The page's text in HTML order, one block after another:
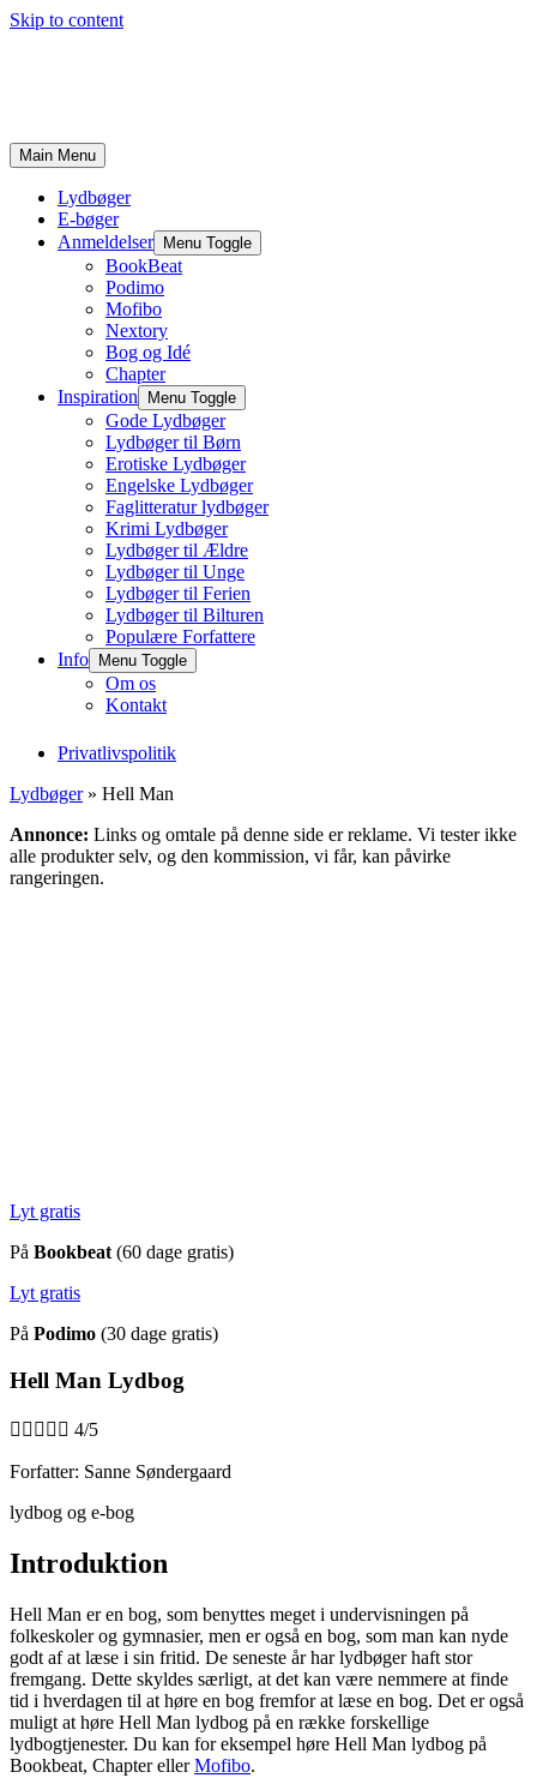
Skip to content
Main Menu
Lydbøger
E-bøger
Anmeldelser
Menu Toggle
BookBeat
Podimo
Mofibo
Nextory
Bog og Idé
Chapter
Inspiration
Menu Toggle
Gode Lydbøger
Lydbøger til Børn
Erotiske Lydbøger
Engelske Lydbøger
Faglitteratur lydbøger
Krimi Lydbøger
Lydbøger til Ældre
Lydbøger til Unge
Lydbøger til Ferien
Lydbøger til Bilturen
Populære Forfattere
Info
Menu Toggle
Om os
Kontakt
Privatlivspolitik
Lydbøger» Hell Man
Annonce: Links og omtale på denne side er reklame. Vi tester ikke
alle produkter selv, og den kommission, vi får, kan påvirke
rangeringen.
Lyt gratis
På Bookbeat (60 dage gratis)
Lyt gratis
På Podimo (30 dage gratis)
Hell Man Lydbog
     4/5
Forfatter: Sanne Søndergaard
lydbog og e-bog
Introduktion
Hell Man er en bog, som benyttes meget i undervisningen på
folkeskoler og gymnasier, men er også en bog, som man kan nyde
godt af at læse i sin fritid. De seneste år har lydbøger haft stor
fremgang. Dette skyldes særligt, at det kan være nemmere at finde
tid i hverdagen til at høre en bog fremfor at læse en bog. Det er også
muligt at høre Hell Man lydbog på en række forskellige
lydbogtjenester. Du kan for eksempel høre Hell Man lydbog på
Bookbeat, Chapter ellerMofibo.